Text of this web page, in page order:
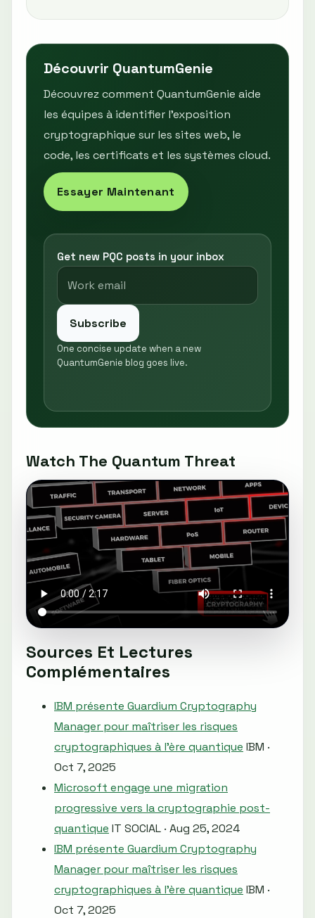
Découvrir QuantumGenie
Découvrez comment QuantumGenie aide
les équipes à identifier l’exposition
cryptographique sur les sites web, le
code, les certificats et les systèmes cloud.
Essayer Maintenant
Get new PQC posts in your inbox
Subscribe
One concise update when a new
QuantumGenie blog goes live.
Watch The Quantum Threat
Sources Et Lectures
Complémentaires
IBM présente Guardium Cryptography
Manager pour maîtriser les risques
cryptographiques à l'ère quantique IBM ·
Oct 7, 2025
Microsoft engage une migration
progressive vers la cryptographie post-
quantique IT SOCIAL · Aug 25, 2024
IBM présente Guardium Cryptography
Manager pour maîtriser les risques
cryptographiques à l'ère quantique IBM ·
Oct 7, 2025